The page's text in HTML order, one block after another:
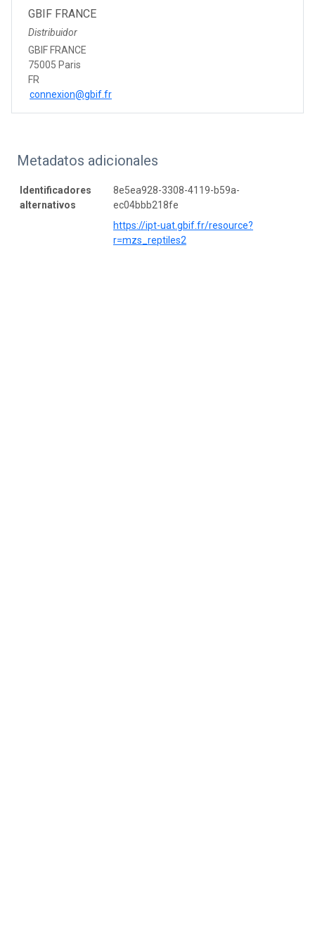
GBIF FRANCE
Distribuidor
GBIF FRANCE
75005 Paris
FR
connexion@gbif.fr
Metadatos adicionales
Identificadores
alternativos
8e5ea928-3308-4119-b59a-
ec04bbb218fe
https://ipt-uat.gbif.fr/resource?
r=mzs_reptiles2